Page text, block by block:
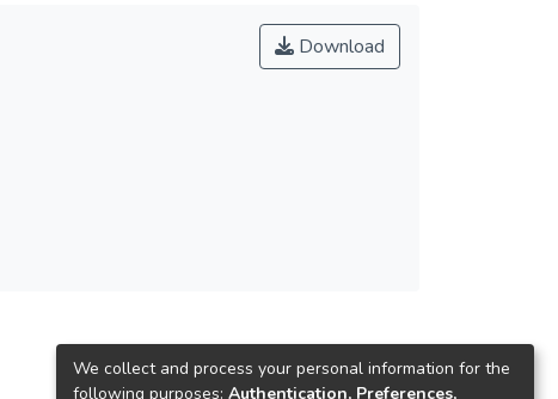
Download
We collect and process your personal information for the
following purposes: Authentication, Preferences,